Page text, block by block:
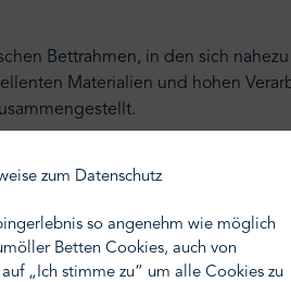
Bettrahmen, in den sich
Materialien und hohen
sind optional möglich. Auch
Bett optimal auf Ihre
Für den Gründer
zum Datenschutz
so angenehm wie möglich
Betten Cookies, auch von
„Ich stimme zu“ um alle Cookies zu